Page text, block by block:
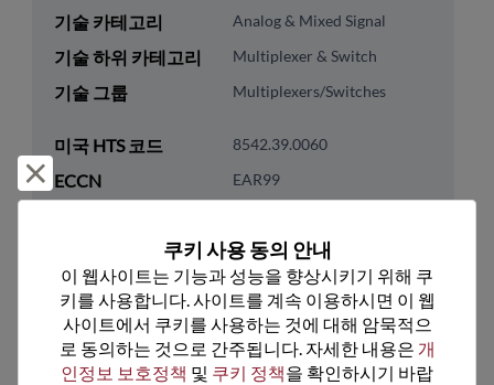
기술 카테고리 Analog & Mixed Signal
기술 하위 카테고리 Multiplexer & Switch
기술 그룹 Multiplexers/Switches
미국 HTS 코드 8542.39.0060
ECCN EAR99
추천 대체 제품
거부 및 닫기
쿠키 사용 동의 안내
이 웹사이트는 기능과 성능을 향상시키기 위해 쿠
키를 사용합니다. 사이트를 계속 이용하시면 이 웹
사이트에서 쿠키를 사용하는 것에 대해 암묵적으
로 동의하는 것으로 간주됩니다. 자세한 내용은 개
인정보 보호정책 및 쿠키 정책을 확인하시기 바랍